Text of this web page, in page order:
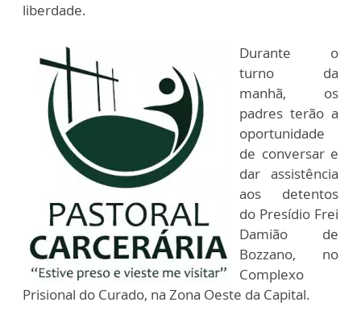
liberdade.
Durante o
turno da
manhã, os
padres terão a
oportunidade
de conversar e
dar assistência
aos detentos
do Presídio Frei
Damião de
Bozzano, no
Complexo
Prisional do Curado, na Zona Oeste da Capital.